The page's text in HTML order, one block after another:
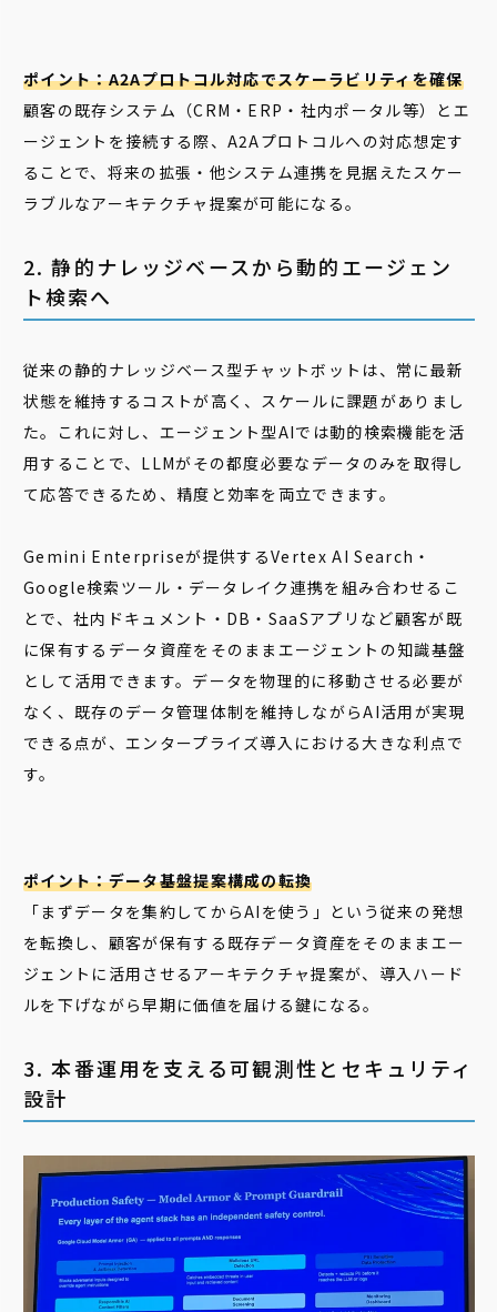
ポイント：A2Aプロトコル対応でスケーラビリティを確保
顧客の既存システム（CRM・ERP・社内ポータル等）とエ
ージェントを接続する際、A2Aプロトコルへの対応想定す
ることで、将来の拡張・他システム連携を見据えたスケー
ラブルなアーキテクチャ提案が可能になる。
2. 静的ナレッジベースから動的エージェン
ト検索へ
従来の静的ナレッジベース型チャットボットは、常に最新
状態を維持するコストが高く、スケールに課題がありまし
た。これに対し、エージェント型AIでは動的検索機能を活
用することで、LLMがその都度必要なデータのみを取得し
て応答できるため、精度と効率を両立できます。
Gemini Enterpriseが提供するVertex AI Search・
Google検索ツール・データレイク連携を組み合わせるこ
とで、社内ドキュメント・DB・SaaSアプリなど顧客が既
に保有するデータ資産をそのままエージェントの知識基盤
として活用できます。データを物理的に移動させる必要が
なく、既存のデータ管理体制を維持しながらAI活用が実現
できる点が、エンタープライズ導入における大きな利点で
す。
ポイント：データ基盤提案構成の転換
「まずデータを集約してからAIを使う」という従来の発想
を転換し、顧客が保有する既存データ資産をそのままエー
ジェントに活用させるアーキテクチャ提案が、導入ハード
ルを下げながら早期に価値を届ける鍵になる。
3. 本番運用を支える可観測性とセキュリティ
設計